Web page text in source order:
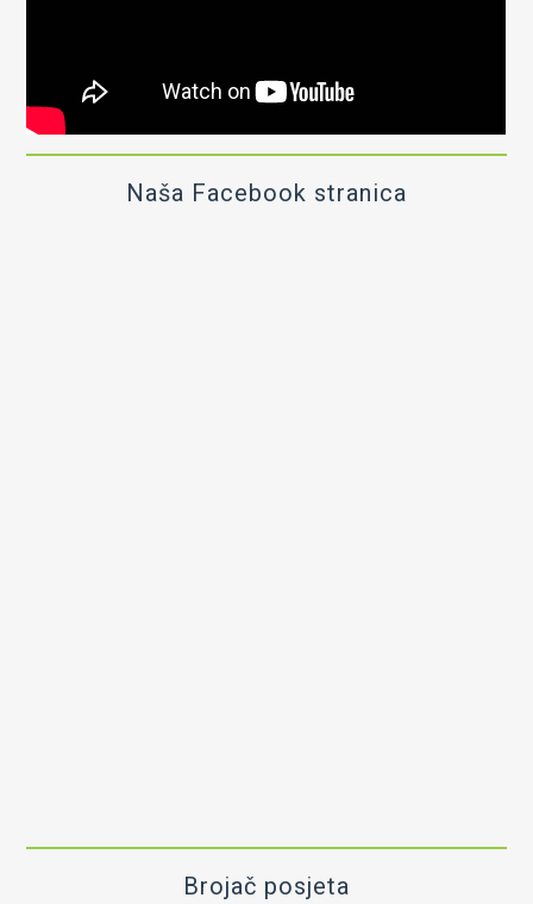
Naša Facebook stranica
Brojač posjeta